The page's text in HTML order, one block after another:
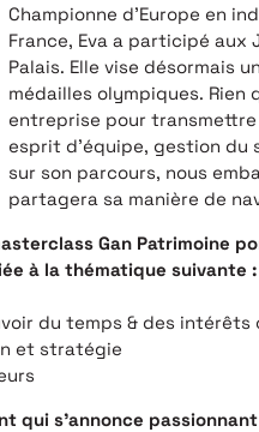
Championne d’Europe en
France, Eva a participé aux
Palais. Elle vise désormais
médailles olympiques. Rien
entreprise pour
esprit d’équipe, gestion du
sur son parcours, nous
partagera sa manière de
Gan Patrimoine
à la thématique suivante
du temps & des intérêts
et stratégie
qui s’annonce